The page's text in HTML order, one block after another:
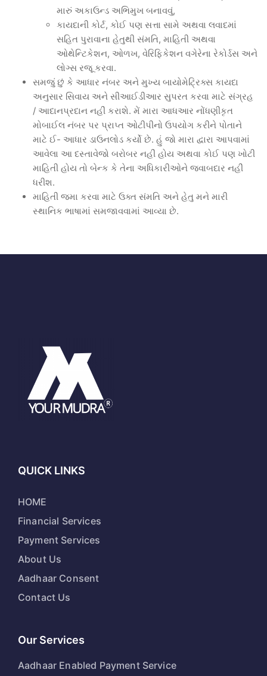
મારું અકાઉન્ડ અભિમુખ બનાવવું,
કાયદાની કોર્ટ, કોઈ પણ સત્તા સામે અથવા લવાદમાં
સહિત પુરાવાના હેતુથી સંમતિ, માહિતી અથવા
ઓથેન્ટિકેશન, ઓળખ, વેરિફિકેશન વગેરેના રેકોર્ડસ અને
લોગ્સ રજૂ કરવા.
સમજું છું કે આધાર નંબર અને મુખ્ય બાયોમેટ્રિક્સ કાયદા
અનુસાર સિવાય અને સીઆઈડીઆર સુપરત કરવા માટે સંગ્રહ
/ આદાનપ્રદાન નહીં કરાશે. મેં મારા આધઆર નોંધણીકૃત
મોબાઈલ નંબર પર પ્રાપ્ત ઓટીપીનો ઉપયોગ કરીને પોતાને
માટે ઈ- આધાર ડાઉનલોડ કર્યો છે. હું જો મારા દ્વારા આપવામાં
આવેલા આ દસ્તાવેજો બરોબર નહીં હોય અથવા કોઈ પણ ખોટી
માહિતી હોય તો બેન્ક કે તેના અધિકારીઓને જવાબદાર નહીં
ધરીશ.
માહિતી જમા કરવા માટે ઉક્ત સંમતિ અને હેતુ મને મારી
સ્થાનિક ભાષામાં સમજાવવામાં આવ્યા છે.
QUICK LINKS
HOME
Financial Services
Payment Services
About Us
Aadhaar Consent
Contact Us
Our Services
Aadhaar Enabled Payment Service